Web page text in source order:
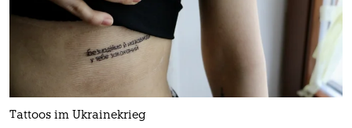
Tattoos im Ukrainekrieg